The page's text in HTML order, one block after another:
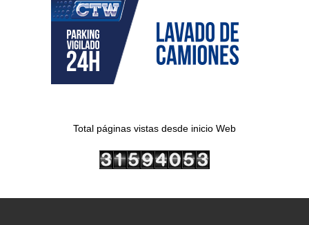
Total páginas vistas desde inicio Web